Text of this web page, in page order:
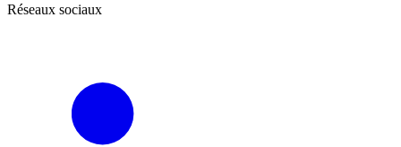
Réseaux sociaux